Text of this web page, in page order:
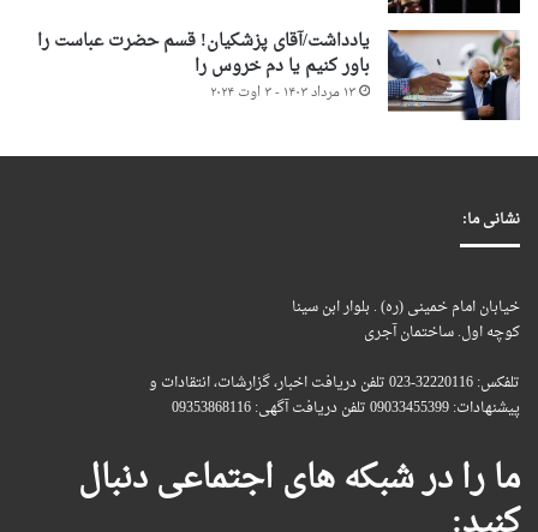
یادداشت/آقای پزشکیان! قسم حضرت عباست را
باور کنیم یا دم خروس را
۱۳ مرداد ۱۴۰۳ - ۳ اوت ۲۰۲۴
نشانی ما:
خیابان امام خمینی (ره) . بلوار ابن سینا
کوچه اول. ساختمان آجری
تلفکس: 32220116-023 تلفن دریافت اخبار، گزارشات، انتقادات و
پیشنهادات: 09033455399 تلفن دریافت آگهی: 09353868116
ما را در شبکه های اجتماعی دنبال